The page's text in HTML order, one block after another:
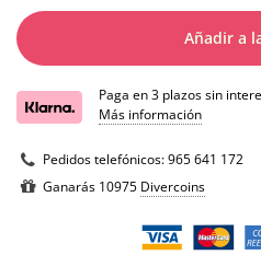
Añadir a
Paga en 3 plazos sin
Más información
Pedidos telefónicos:965 641 172
Ganarás 10975 Divercoins